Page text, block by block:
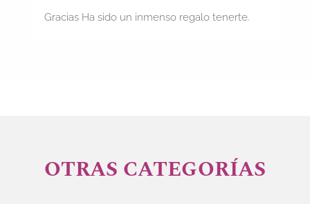
Gracias Ha sido un inmenso regalo tenerte.
OTRAS CATEGORÍAS